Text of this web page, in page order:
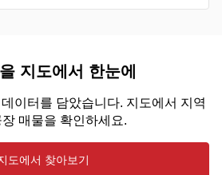
지도에서 한눈에
이터를 담았습니다. 지도에서 지역
매물을 확인하세요.
도에서 찾아보기